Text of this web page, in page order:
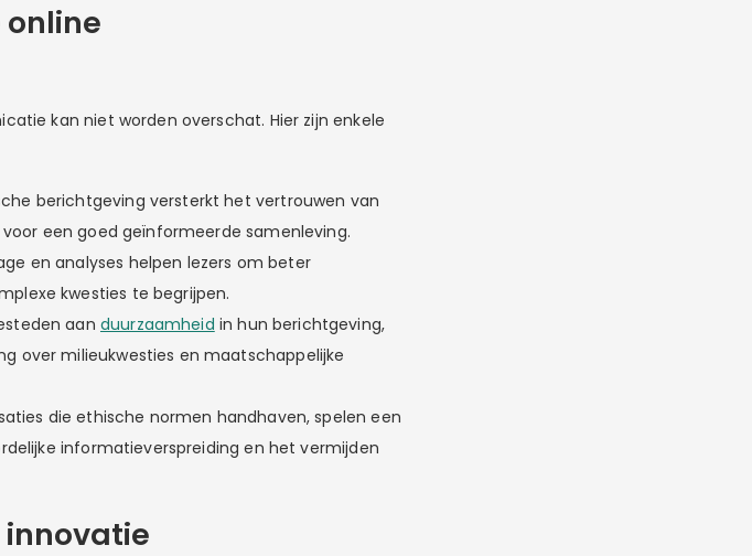
kan niet worden overschat. Hier zijn enkele
berichtgeving versterkt het vertrouwen van
een goed geïnformeerde samenleving.
en analyses helpen lezers om beter
kwesties te begrijpen.
aan duurzaamheid in hun berichtgeving,
over milieukwesties en maatschappelijke
die ethische normen handhaven, spelen een
informatieverspreiding en het vermijden
innovatie